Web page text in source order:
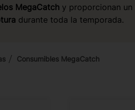
Consumibles MegaCatch
MegaCatch y proporcionan un
durante toda la temporada.